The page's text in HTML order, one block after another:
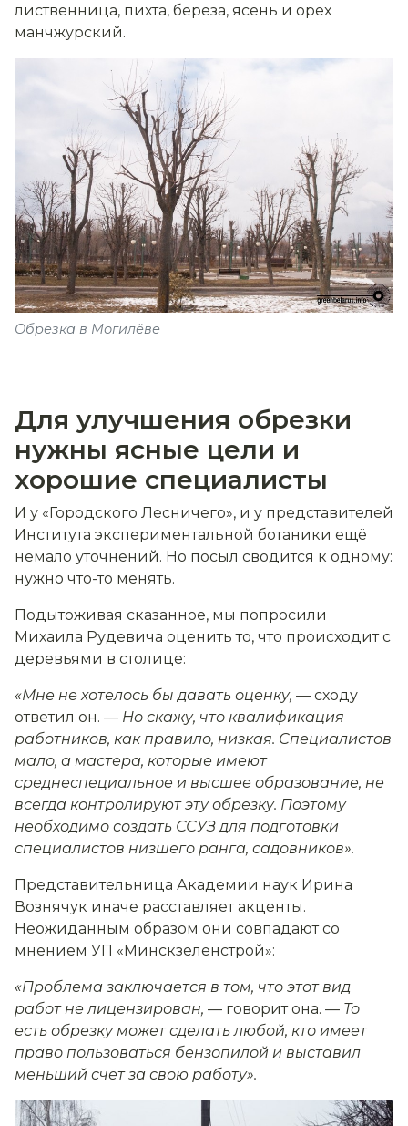
лиственница, пихта, берёза, ясень и орех
манчжурский.
Обрезка в Могилёве
Для улучшения обрезки
нужны ясные цели и
хорошие специалисты
И у «Городского Лесничего», и у представителей
Института экспериментальной ботаники ещё
немало уточнений. Но посыл сводится к одному:
нужно что-то менять.
Подытоживая сказанное, мы попросили
Михаила Рудевича оценить то, что происходит с
деревьями в столице:
«Мне не хотелось бы давать оценку, — сходу
ответил он. — Но скажу, что квалификация
работников, как правило, низкая. Специалистов
мало, а мастера, которые имеют
среднеспециальное и высшее образование, не
всегда контролируют эту обрезку. Поэтому
необходимо создать ССУЗ для подготовки
специалистов низшего ранга, садовников».
Представительница Академии наук Ирина
Вознячук иначе расставляет акценты.
Неожиданным образом они совпадают со
мнением УП «Минскзеленстрой»:
«Проблема заключается в том, что этот вид
работ не лицензирован, — говорит она. — То
есть обрезку может сделать любой, кто имеет
право пользоваться бензопилой и выставил
меньший счёт за свою работу».